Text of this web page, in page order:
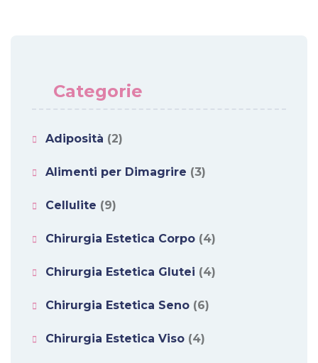
Categorie
Adiposità (2)
Alimenti per Dimagrire (3)
Cellulite (9)
Chirurgia Estetica Corpo (4)
Chirurgia Estetica Glutei (4)
Chirurgia Estetica Seno (6)
Chirurgia Estetica Viso (4)